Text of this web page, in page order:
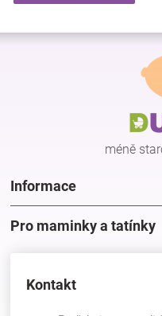
Z
méně
Informace
Pro maminky a tatínky
Kontakt